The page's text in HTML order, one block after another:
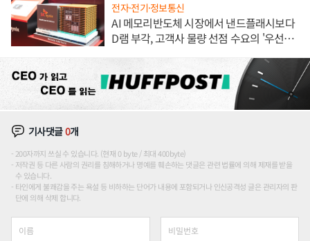
전자·전기·정보통신
AI 메모리반도체 시장에서 낸드플래시보다
D램 부각, 고객사 물량 선점 수요의 '우선순
기사댓글0개
200자까지 쓰실 수 있습니다. (현재 0 byte / 최대 400byte)
저작권 등 다른 사람의 권리를 침해하거나 명예를 훼손하는 댓글은 관련 법률에 의해 제재를 받을
수 있습니다.
타인에게 불쾌감을 주는 욕설 등 비하하는 단어가 내용에 포함되거나 인신공격성 글은 관리자의 판
단에 의해 삭제 합니다.